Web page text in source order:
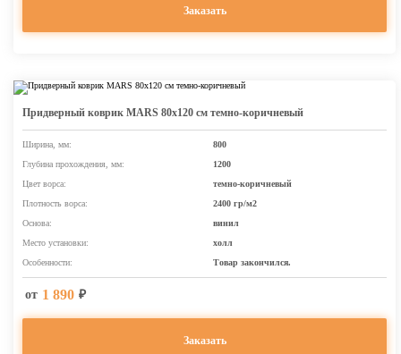
Заказать
Придверный коврик MARS 80х120 см темно-коричневый
Ширина, мм:
800
Глубина прохождения, мм:
1200
Цвет ворса:
темно-коричневый
Плотность ворса:
2400 гр/м2
Основа:
винил
Место установки:
холл
Особенности:
Товар закончился.
от 1 890 ₽
Заказать